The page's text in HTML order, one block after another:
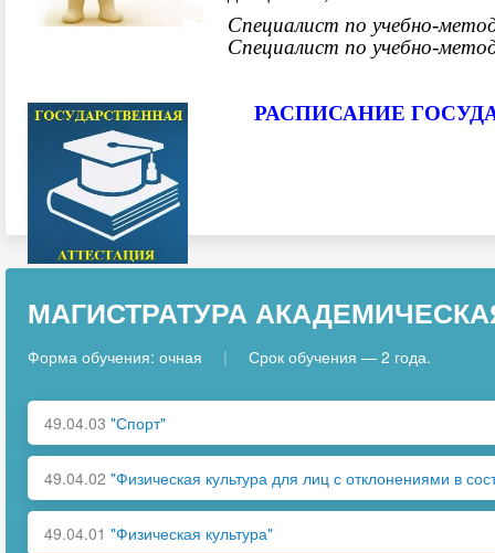
Специалист по учебно-
Специалист по учебно-
РАСПИСАНИЕ
МАГИСТРАТУРА
Форма обучения: очная | Срок обучения — 2 года.
49.04.03 "Спорт"
49.04.02 "Физическая культура для лиц с отклонениями в
49.04.01 "Физическая культура"